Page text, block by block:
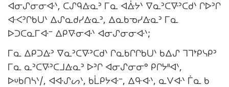
ᐊᓂᔑᓂᓂᐘᐠ, ᑕᔑᑫᐏᓇᐣ ᒥᓇ ᐊᐑᔭᐠ ᐁᓇᐣᑕᐍᐣᑕᑯᐠ ᒋᐅᐣᒋ
ᐘᐸᐣᒋᑲᑌᐠ ᐃᔑᓇᑯᓯᐏᓇᐣ, ᐃᓇᑲᓀᓯᐏᓇᐣ ᒥᓇ
ᐅᑐᑕᓇᒥᐘᐨ ᐃᑭᐍᓂᐘᐠ ᐊᓂᔑᓂᓂᐘᐠ;
ᒥᓇ ᐃᑭᑐᐏᐣ ᐁᓇᐣᑕᐍᐣᑕᑯᐠ ᒋᓇᑲᒋᒋᑲᑌᐠ ᑲᐃᔑ ᒣᒣᔾᑭᓭᑭᐣ
ᒥᓇ ᓇᐣᑕᐍᐣᑕᒧᐏᓇᐣ ᐅᐣᒋ ᐊᓂᔑᓂᓂᐤ ᑭᒋᔭᐦᐊᐠ,
ᐅᓑᑲᑎᓴᐠ/, ᐊᐘᔑᔕᐠ, ᑲᒫᑭᔭᐘᐨ, ᐃᑵᐘᐠ, ᓇᐯᐘᐠ ᒦᓇ ᑲ